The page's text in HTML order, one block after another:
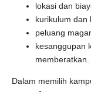
lokasi dan
kurikulum dan
peluang
kesanggupan
memberatkan.
Dalam memilih